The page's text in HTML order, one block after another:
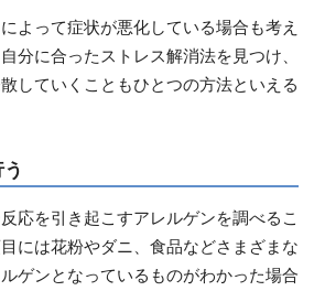
よって症状が悪化している場合も考え
分に合ったストレス解消法を見つけ、
していくこともひとつの方法といえる
応を引き起こすアレルゲンを調べるこ
には花粉やダニ、食品などさまざまな
ゲンとなっているものがわかった場合